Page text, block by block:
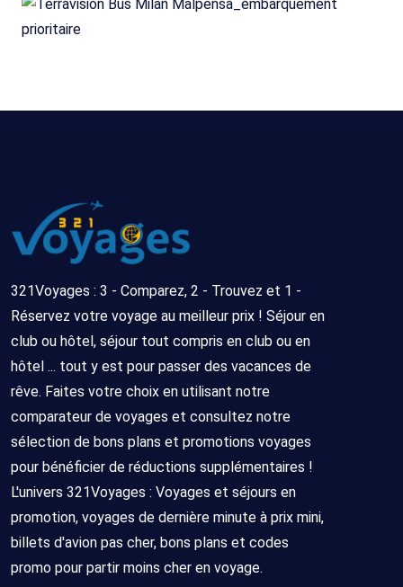
321Voyages : 3 - Comparez, 2 - Trouvez et 1 -
Réservez votre voyage au meilleur prix ! Séjour en
club ou hôtel, séjour tout compris en club ou en
hôtel ... tout y est pour passer des vacances de
rêve. Faites votre choix en utilisant notre
comparateur de voyages et consultez notre
sélection de bons plans et promotions voyages
pour bénéficier de réductions supplémentaires !
L'univers 321Voyages : Voyages et séjours en
promotion, voyages de dernière minute à prix mini,
billets d'avion pas cher, bons plans et codes
promo pour partir moins cher en voyage.